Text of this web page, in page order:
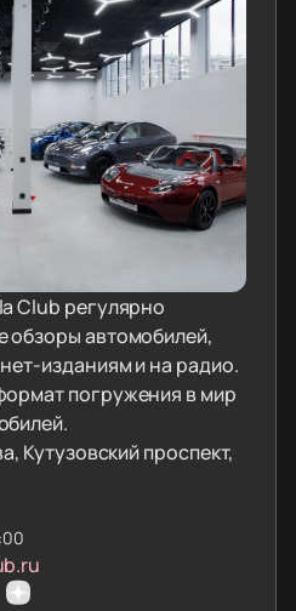
Club регулярно
обзоры автомобилей,
изданиям и на радио.
погружения в мир
Кутузовский проспект,